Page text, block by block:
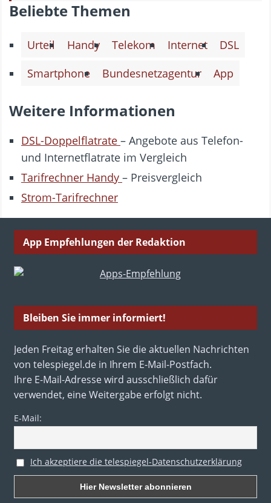
Beliebte Themen
Urteil Handy Telekom Internet
DSL
Smartphone
Bundesnetzagentur App
Weitere Informationen
DSL-Doppelflatrate – Angebote aus Telefon-
und Internetflatrate im Vergleich
Tarifrechner Handy – Preisvergleich
Strom-Tarifrechner
App Empfehlungen der Redaktion
Bleiben Sie immer informiert!
Jeden Freitag erhalten Sie die aktuellen Nachrichten
von telespiegel.de in Ihrem E-Mail-Postfach.
Ihre E-Mail-Adresse wird ausschließlich dafür
verwendet, eine Weitergabe erfolgt nicht.
E-Mail:
Ich akzeptiere die telespiegel-Datenschutzerklärung